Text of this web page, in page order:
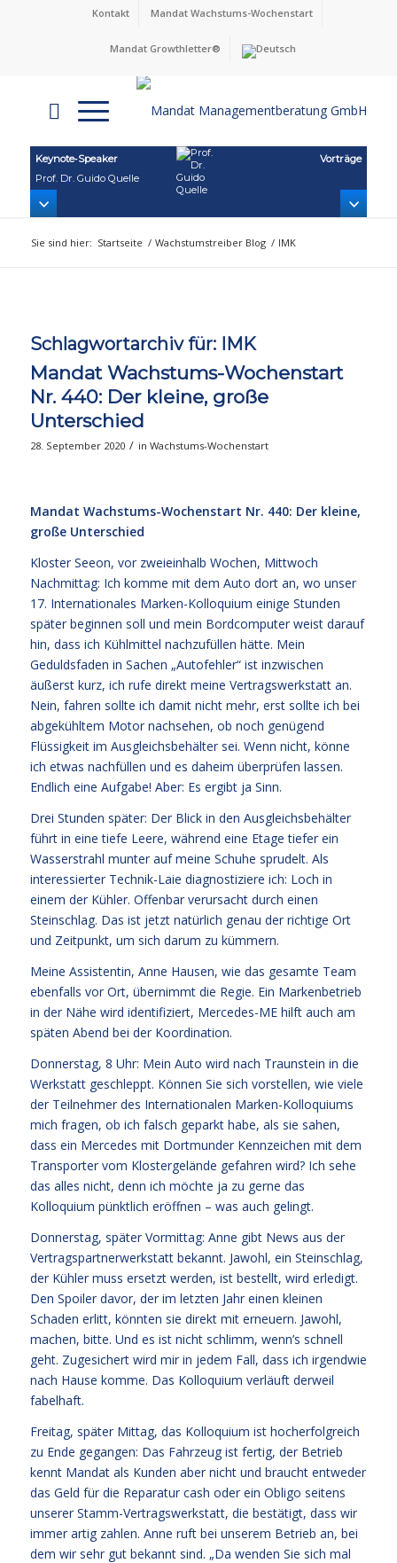
Kontakt Mandat Wachstums-Wochenstart
Mandat Growthletter®
Keynote‑Speaker
Prof. Dr. Guido Quelle
Vorträge
Sie sind hier: Startseite / Wachstumstreiber Blog / IMK
Schlagwortarchiv für: IMK
Mandat Wachstums-Wochenstart
Nr. 440: Der kleine, große
Unterschied
28. September 2020 / in Wachstums-Wochenstart
Mandat Wachstums-Wochenstart Nr. 440: Der kleine,
große Unterschied
Kloster Seeon, vor zweieinhalb Wochen, Mittwoch
Nachmittag: Ich komme mit dem Auto dort an, wo unser
17. Internationales Marken-Kolloquium einige Stunden
später beginnen soll und mein Bordcomputer weist darauf
hin, dass ich Kühlmittel nachzufüllen hätte. Mein
Geduldsfaden in Sachen „Autofehler“ ist inzwischen
äußerst kurz, ich rufe direkt meine Vertragswerkstatt an.
Nein, fahren sollte ich damit nicht mehr, erst sollte ich bei
abgekühltem Motor nachsehen, ob noch genügend
Flüssigkeit im Ausgleichsbehälter sei. Wenn nicht, könne
ich etwas nachfüllen und es daheim überprüfen lassen.
Endlich eine Aufgabe! Aber: Es ergibt ja Sinn.
Drei Stunden später: Der Blick in den Ausgleichsbehälter
führt in eine tiefe Leere, während eine Etage tiefer ein
Wasserstrahl munter auf meine Schuhe sprudelt. Als
interessierter Technik-Laie diagnostiziere ich: Loch in
einem der Kühler. Offenbar verursacht durch einen
Steinschlag. Das ist jetzt natürlich genau der richtige Ort
und Zeitpunkt, um sich darum zu kümmern.
Meine Assistentin, Anne Hausen, wie das gesamte Team
ebenfalls vor Ort, übernimmt die Regie. Ein Markenbetrieb
in der Nähe wird identifiziert, Mercedes-ME hilft auch am
späten Abend bei der Koordination.
Donnerstag, 8 Uhr: Mein Auto wird nach Traunstein in die
Werkstatt geschleppt. Können Sie sich vorstellen, wie viele
der Teilnehmer des Internationalen Marken-Kolloquiums
mich fragen, ob ich falsch geparkt habe, als sie sahen,
dass ein Mercedes mit Dortmunder Kennzeichen mit dem
Transporter vom Klostergelände gefahren wird? Ich sehe
das alles nicht, denn ich möchte ja zu gerne das
Kolloquium pünktlich eröffnen – was auch gelingt.
Donnerstag, später Vormittag: Anne gibt News aus der
Vertragspartnerwerkstatt bekannt. Jawohl, ein Steinschlag,
der Kühler muss ersetzt werden, ist bestellt, wird erledigt.
Den Spoiler davor, der im letzten Jahr einen kleinen
Schaden erlitt, könnten sie direkt mit erneuern. Jawohl,
machen, bitte. Und es ist nicht schlimm, wenn’s schnell
geht. Zugesichert wird mir in jedem Fall, dass ich irgendwie
nach Hause komme. Das Kolloquium verläuft derweil
fabelhaft.
Freitag, später Mittag, das Kolloquium ist hocherfolgreich
zu Ende gegangen: Das Fahrzeug ist fertig, der Betrieb
kennt Mandat als Kunden aber nicht und braucht entweder
das Geld für die Reparatur cash oder ein Obligo seitens
unserer Stamm-Vertragswerkstatt, die bestätigt, dass wir
immer artig zahlen. Anne ruft bei unserem Betrieb an, bei
dem wir sehr gut bekannt sind. „Da wenden Sie sich mal